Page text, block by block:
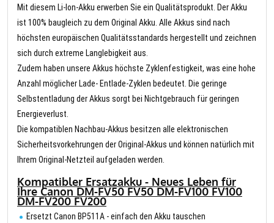
Mit diesem Li-Ion-Akku erwerben Sie ein Qualitätsprodukt. Der Akku
ist 100% baugleich zu dem Original Akku. Alle Akkus sind nach
höchsten europäischen Qualitätsstandards hergestellt und zeichnen
sich durch extreme Langlebigkeit aus.
Zudem haben unsere Akkus höchste Zyklenfestigkeit, was eine hohe
Anzahl möglicher Lade- Entlade-Zyklen bedeutet. Die geringe
Selbstentladung der Akkus sorgt bei Nichtgebrauch für geringen
Energieverlust.
Die kompatiblen Nachbau-Akkus besitzen alle elektronischen
Sicherheitsvorkehrungen der Original-Akkus und können natürlich mit
Ihrem Original-Netzteil aufgeladen werden.
Kompatibler Ersatzakku - Neues Leben für
Ihre Canon DM-FV50 FV50 DM-FV100 FV100
DM-FV200 FV200
Ersetzt Canon BP511A - einfach den Akku tauschen